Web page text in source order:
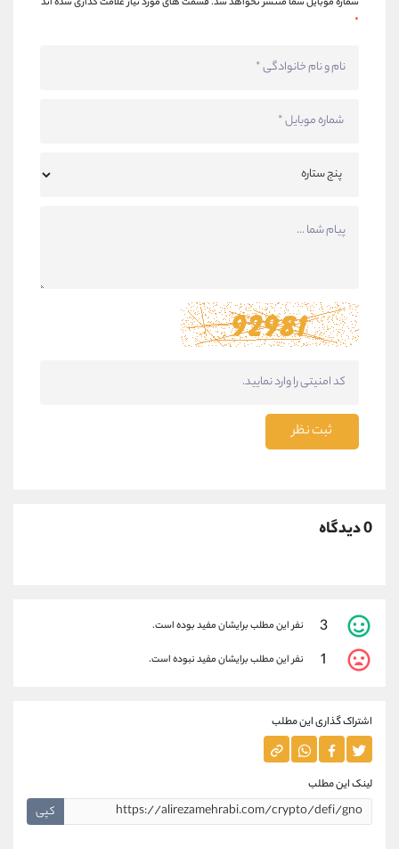
*
ثبت نظر
0 دیدگاه
3 نفر این مطلب برایشان مفید بوده است.
1 نفر این مطلب برایشان مفید نبوده است.
اشتراک گذاری این مطلب
لینک این مطلب
کپی